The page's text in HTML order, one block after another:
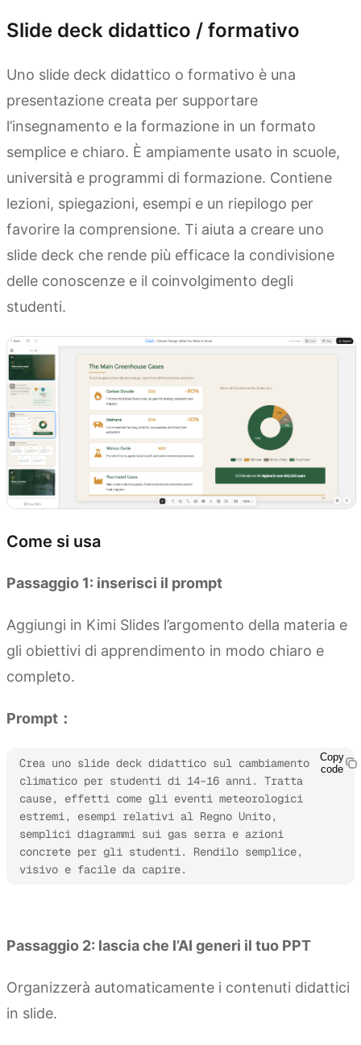
Slide deck didattico / formativo
Uno slide deck didattico o formativo è una
presentazione creata per supportare
l’insegnamento e la formazione in un formato
semplice e chiaro. È ampiamente usato in scuole,
università e programmi di formazione. Contiene
lezioni, spiegazioni, esempi e un riepilogo per
favorire la comprensione. Ti aiuta a creare uno
slide deck che rende più efficace la condivisione
delle conoscenze e il coinvolgimento degli
studenti.
Come si usa
Passaggio 1: inserisci il prompt
Aggiungi in Kimi Slides l’argomento della materia e
gli obiettivi di apprendimento in modo chiaro e
completo.
Prompt：
Crea uno slide deck didattico sul cambiamento
climatico per studenti di 14–16 anni. Tratta
cause, effetti come gli eventi meteorologici
estremi, esempi relativi al Regno Unito,
semplici diagrammi sui gas serra e azioni
concrete per gli studenti. Rendilo semplice,
visivo e facile da capire.
Copy
code
Passaggio 2: lascia che l’AI generi il tuo PPT
Organizzerà automaticamente i contenuti didattici
in slide.